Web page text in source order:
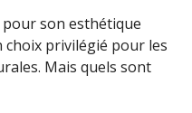
son esthétique
choix privilégié pour les
Mais quels sont